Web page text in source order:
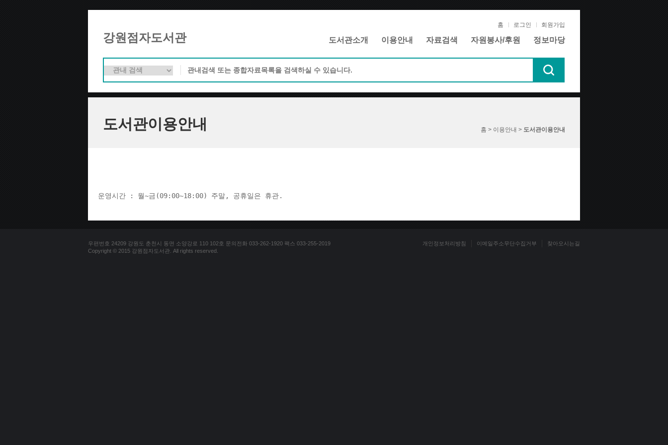
강원점자도서관
홈 로그인 회원가입
도서관소개 이용안내 자료검색 자원봉사/후원 정보마당
도서관이용안내 홈 > 이용안내 > 도서관이용안내
운영시간 : 월~금(09:00~18:00) 주말, 공휴일은 휴관.
우편번호 24209 강원도 춘천시 동면 소양강로 110 102호 문의전화 033-262-1920 팩스 033-255-2019
Copyright © 2015 강원점자도서관. All rights reserved.
개인정보처리방침 이메일주소무단수집거부 찾아오시는길